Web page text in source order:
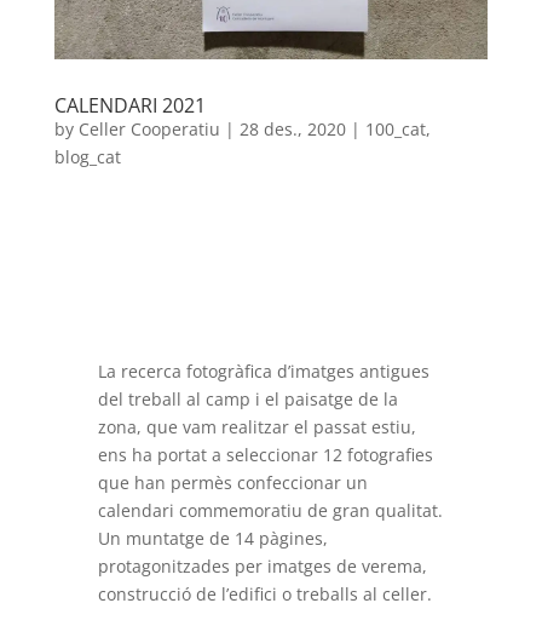
CALENDARI 2021
by Celler Cooperatiu | 28 des., 2020| 100_cat,
blog_cat
La recerca fotogràfica d’imatges antigues
del treball al camp i el paisatge de la
zona, que vam realitzar el passat estiu,
ens ha portat a seleccionar 12 fotografies
que han permès confeccionar un
calendari commemoratiu de gran qualitat.
Un muntatge de 14 pàgines,
protagonitzades per imatges de verema,
construcció de l’edifici o treballs al celler.